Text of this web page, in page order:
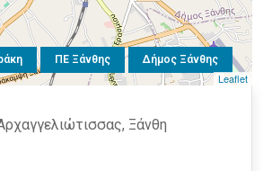
ΠΕ Ξάνθης Δήμος Ξάνθης
Leaflet
Ξάνθη